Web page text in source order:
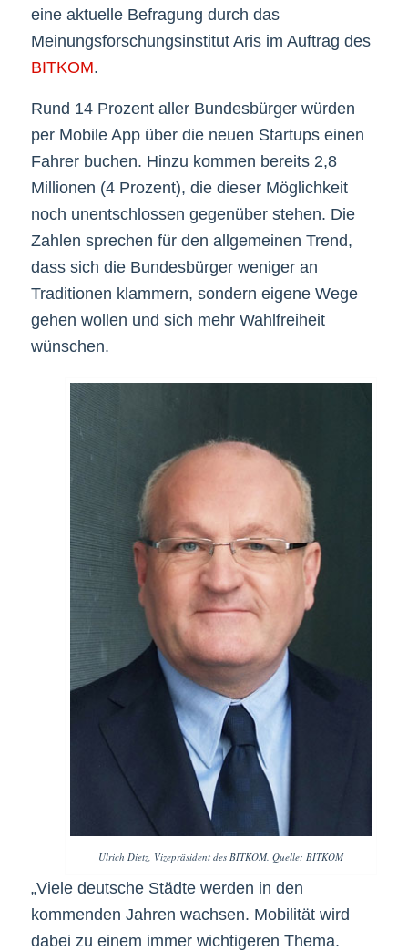
eine aktuelle Befragung durch das
Meinungsforschungsinstitut Aris im Auftrag des
BITKOM.
Rund 14 Prozent aller Bundesbürger würden
per Mobile App über die neuen Startups einen
Fahrer buchen. Hinzu kommen bereits 2,8
Millionen (4 Prozent), die dieser Möglichkeit
noch unentschlossen gegenüber stehen. Die
Zahlen sprechen für den allgemeinen Trend,
dass sich die Bundesbürger weniger an
Traditionen klammern, sondern eigene Wege
gehen wollen und sich mehr Wahlfreiheit
wünschen.
Ulrich Dietz, Vizepräsident des BITKOM. Quelle: BITKOM
„Viele deutsche Städte werden in den
kommenden Jahren wachsen. Mobilität wird
dabei zu einem immer wichtigeren Thema.